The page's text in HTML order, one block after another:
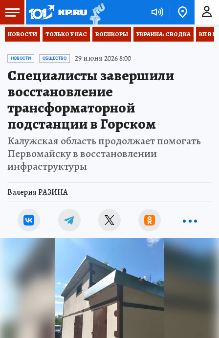
НОВОСТИ ТОЛЬКО У НАС ВОЕНКОРЫ УКРАИНА: СВОДКА КП В
НОВОСТИ ОБЩЕСТВО 29 июня 2026 8:00
Специалисты завершили
восстановление
трансформаторной
подстанции в Горском
Калужская область продолжает помогать
Первомайску в восстановлении
инфраструктуры
Валерия РАЗИНА